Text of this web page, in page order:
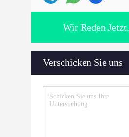
Wir Reden Jetzt.
Verschicken Sie uns